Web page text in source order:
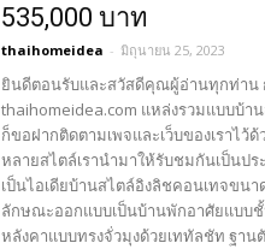
535,000 บาท
thaihomeidea - มิถุนายน 25, 2023
ยินดีตอนรับและสวัสดีคุณผู้อ่านทุกท่าน
thaihomeidea.com แหล่งรวมแบบบ้า
ก็ขอฝากติดตามเพจและเว็บของเราไ
หลายสไตล์เรานำมาให้รับชมกันเป็นป
เป็นไอเดียบ้านสไตล์อิงลิชคอนเทจขน
ลักษณะออกแบบเป็นบ้านพักอาศัยแบบ
หลังคาแบบทรงจั่วมุงด้วยเททัลชัท ฐา